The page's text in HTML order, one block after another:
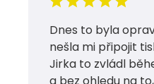
Dnes to byla
nešla mi připojit
Jirka to zvládl